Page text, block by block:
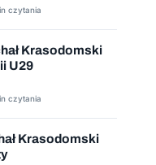
czytania
Krasodomski
U29
czytania
Krasodomski